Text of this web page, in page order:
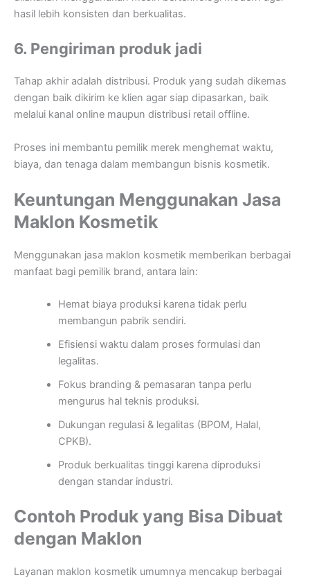
hasil lebih konsisten dan berkualitas.
6. Pengiriman produk jadi
Tahap akhir adalah distribusi. Produk yang sudah dikemas
dengan baik dikirim ke klien agar siap dipasarkan, baik
melalui kanal online maupun distribusi retail offline.
Proses ini membantu pemilik merek menghemat waktu,
biaya, dan tenaga dalam membangun bisnis kosmetik.
Keuntungan Menggunakan Jasa
Maklon Kosmetik
Menggunakan jasa maklon kosmetik memberikan berbagai
manfaat bagi pemilik brand, antara lain:
Hemat biaya produksi karena tidak perlu
membangun pabrik sendiri.
Efisiensi waktu dalam proses formulasi dan
legalitas.
Fokus branding & pemasaran tanpa perlu
mengurus hal teknis produksi.
Dukungan regulasi & legalitas (BPOM, Halal,
CPKB).
Produk berkualitas tinggi karena diproduksi
dengan standar industri.
Contoh Produk yang Bisa Dibuat
dengan Maklon
Layanan maklon kosmetik umumnya mencakup berbagai